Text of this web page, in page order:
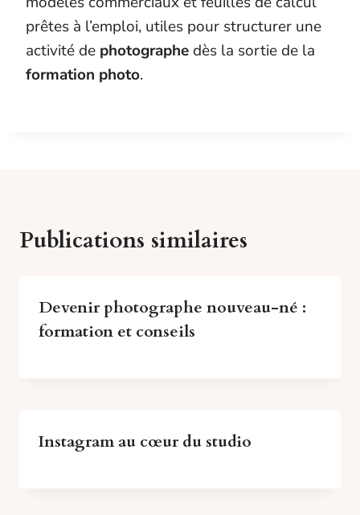
prêtes à l’emploi, utiles pour structurer une
activité de photographe dès la sortie de la
formation photo.
Publications similaires
Devenir photographe nouveau-né :
formation et conseils
Instagram au cœur du studio